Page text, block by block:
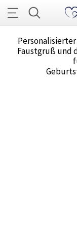
Faustgruß und